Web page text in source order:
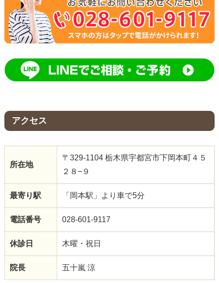
アクセス
所在地
〒329-1104 栃木県宇都宮市下岡本町４５
２８−９
最寄り駅 「岡本駅」より車で5分
電話番号 028-601-9117
休診日 木曜・祝日
院長 五十嵐 涼